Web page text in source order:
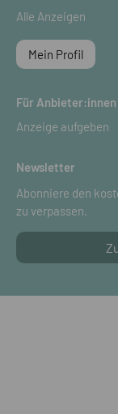
Alle Anzeigen
Mein Profil
Für Anbieter:innen
Anzeige aufgeben
Newsletter
Abonniere den
zu verpassen.